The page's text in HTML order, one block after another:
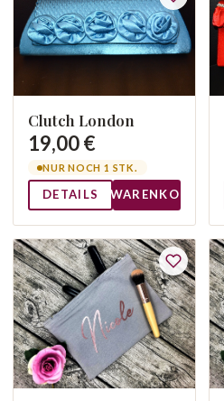
Clutch London
19,00 €
NUR NOCH 1 STK.
DETAILS WARENKORB